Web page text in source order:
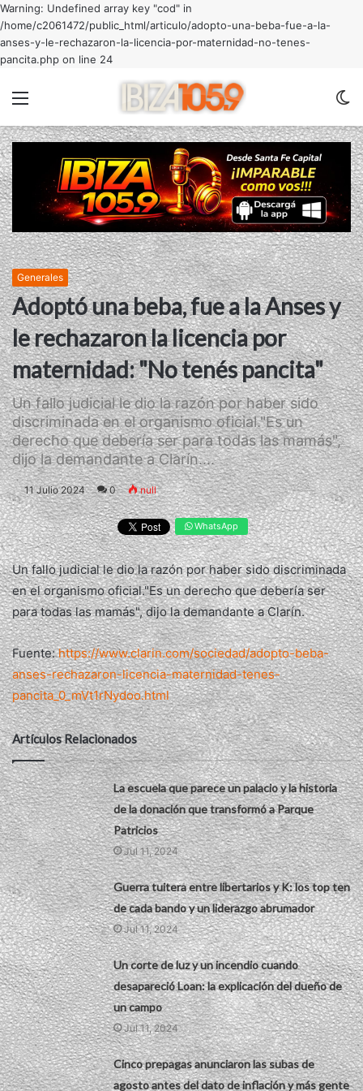
Warning: Undefined array key "cod" in
/home/c2061472/public_html/articulo/adopto-una-beba-fue-a-la-
anses-y-le-rechazaron-la-licencia-por-maternidad-no-tenes-
pancita.php on line 24
Generales
Adoptó una beba, fue a la Anses y
le rechazaron la licencia por
maternidad: "No tenés pancita"
Un fallo judicial le dio la razón por haber sido
discriminada en el organismo oficial."Es un
derecho que debería ser para todas las mamás",
dijo la demandante a Clarín....
11 Julio 2024 0 null
WhatsApp
Un fallo judicial le dio la razón por haber sido discriminada
en el organismo oficial."Es un derecho que debería ser
para todas las mamás", dijo la demandante a Clarín.
Fuente:https://www.clarin.com/sociedad/adopto-beba-
anses-rechazaron-licencia-maternidad-tenes-
pancita_0_mVt1rNydoo.html
Artículos Relacionados
La escuela que parece un palacio y la historia
de la donación que transformó a Parque
Patricios
Jul 11, 2024
Guerra tuitera entre libertarios y K: los top ten
de cada bando y un liderazgo abrumador
Jul 11, 2024
Un corte de luz y un incendio cuando
desapareció Loan: la explicación del dueño de
un campo
Jul 11, 2024
Cinco prepagas anunciaron las subas de
agosto antes del dato de inflación y más gente